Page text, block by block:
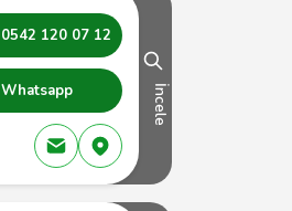
0542 120 07 12
Whatsapp İncele